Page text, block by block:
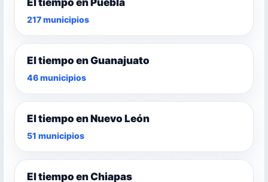
217 municipios
El tiempo en Guanajuato
46 municipios
El tiempo en Nuevo León
51 municipios
El tiempo en Chiapas